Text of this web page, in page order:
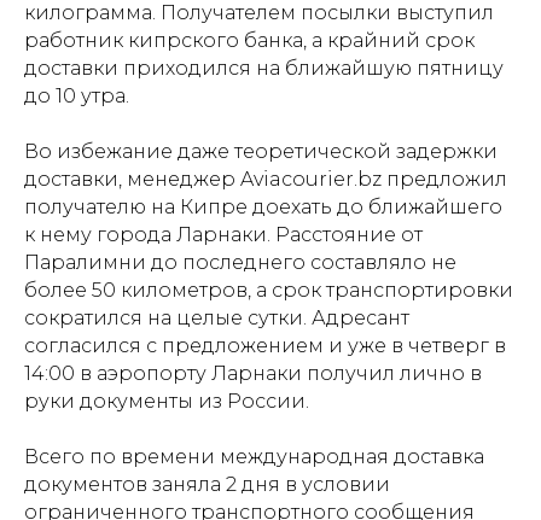
килограмма. Получателем посылки выступил
работник кипрского банка, а крайний срок
доставки приходился на ближайшую пятницу
до 10 утра.
Во избежание даже теоретической задержки
доставки, менеджер Aviacourier.bz предложил
получателю на Кипре доехать до ближайшего
к нему города Ларнаки. Расстояние от
Паралимни до последнего составляло не
более 50 километров, а срок транспортировки
сократился на целые сутки. Адресант
согласился с предложением и уже в четверг в
14:00 в аэропорту Ларнаки получил лично в
руки документы из России.
Всего по времени международная доставка
документов заняла 2 дня в условии
ограниченного транспортного сообщения